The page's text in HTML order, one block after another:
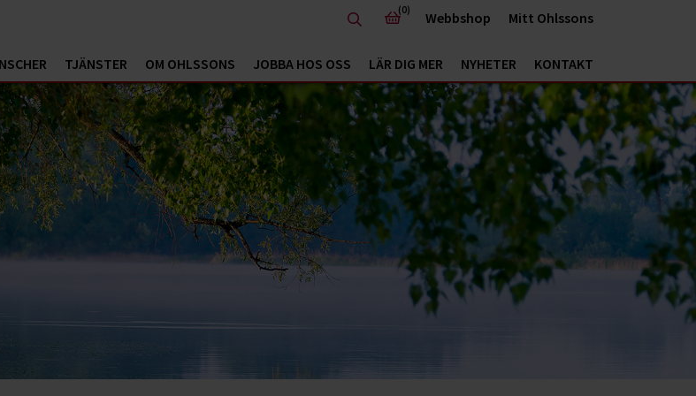
TJÄNSTER OM OHLSSONS JOBBA HOS OSS LÄR DIG MER NYHETER KONTAKT
(0) Webbshop Mitt Ohlssons